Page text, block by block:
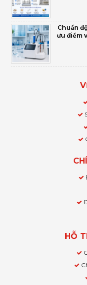
Chuẩn
ưu điểm
HỖ